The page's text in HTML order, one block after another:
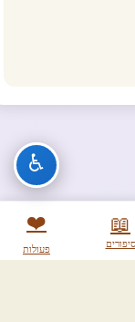
📖
סיפורים
❤️
פעולות
♿